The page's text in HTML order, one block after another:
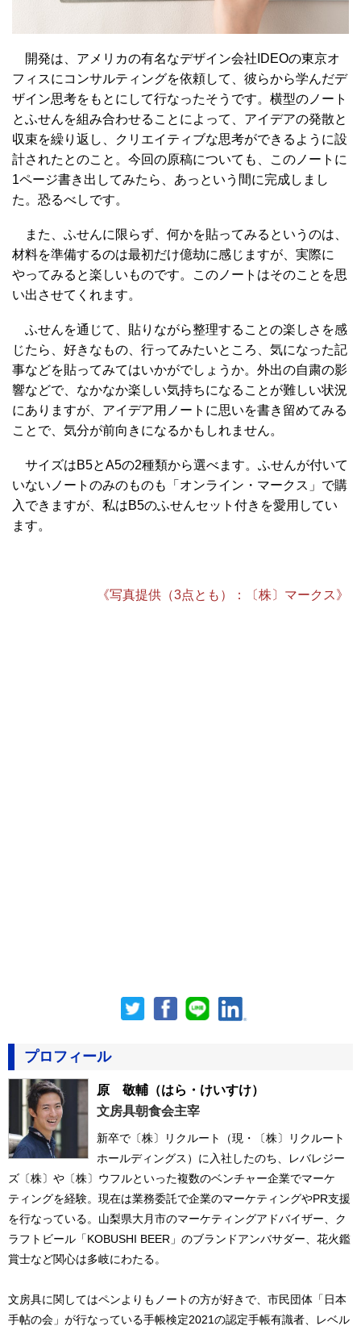
開発は、アメリカの有名なデザイン会社IDEOの東京オ
フィスにコンサルティングを依頼して、彼らから学んだデ
ザイン思考をもとにして行なったそうです。横型のノート
とふせんを組み合わせることによって、アイデアの発散と
収束を繰り返し、クリエイティブな思考ができるように設
計されたとのこと。今回の原稿についても、このノートに
1ページ書き出してみたら、あっという間に完成しまし
た。恐るべしです。
また、ふせんに限らず、何かを貼ってみるというのは、
材料を準備するのは最初だけ億劫に感じますが、実際に
やってみると楽しいものです。このノートはそのことを思
い出させてくれます。
ふせんを通じて、貼りながら整理することの楽しさを感
じたら、好きなもの、行ってみたいところ、気になった記
事などを貼ってみてはいかがでしょうか。外出の自粛の影
響などで、なかなか楽しい気持ちになることが難しい状況
にありますが、アイデア用ノートに思いを書き留めてみる
ことで、気分が前向きになるかもしれません。
サイズはB5とA5の2種類から選べます。ふせんが付いて
いないノートのみのものも「オンライン・マークス」で購
入できますが、私はB5のふせんセット付きを愛用してい
ます。
《写真提供（3点とも）：〔株〕マークス》
プロフィール
原 敬輔 （はら・けいすけ）
文房具朝食会主宰
新卒で〔株〕リクルート（現・〔株〕リクルート
ホールディングス）に入社したのち、レバレジー
ズ〔株〕や〔株〕ウフルといった複数のベンチャー企業でマーケ
ティングを経験。現在は業務委託で企業のマーケティングやPR支援
を行なっている。山梨県大月市のマーケティングアドバイザー、ク
ラフトビール「KOBUSHI BEER」のブランドアンバサダー、花火鑑
賞士など関心は多岐にわたる。
文房具に関してはペンよりもノートの方が好きで、市民団体「日本
手帖の会」が行なっている手帳検定2021の認定手帳有識者、レベル